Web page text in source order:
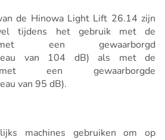
de Hinowa Light Lift 26.14 zijn
tijdens het gebruik met de
een gewaarborgd
van 104 dB) als met de
een gewaarborgde
van 95 dB).
machines gebruiken om op